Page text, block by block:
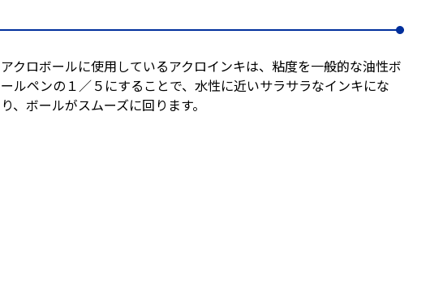
アクロボールに使用しているアクロインキは、粘度を一般的な油性ボ
ールペンの１／５にすることで、水性に近いサラサラなインキにな
り、ボールがスムーズに回ります。